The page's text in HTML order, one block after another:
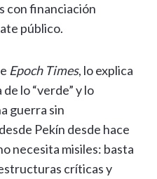
con financiación
público.
Epoch Times, lo explica
lo “verde” y lo
guerra sin
Pekín desde hace
necesita misiles: basta
críticas y